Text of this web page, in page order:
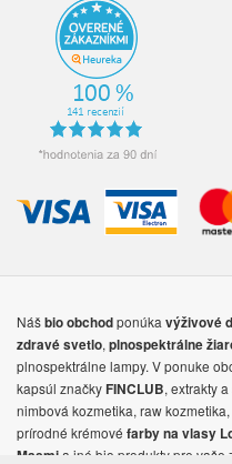
Nášbio obchodponúka výživové
zdravé svetlo, plnospektrálne
plnospektrálne lampy. V ponuke
kapsúl značkyFINCLUB, extrakty
nimbová kozmetika, raw
prírodné krémové farby na vlasy
Masmi a iné bio produkty pre vaše